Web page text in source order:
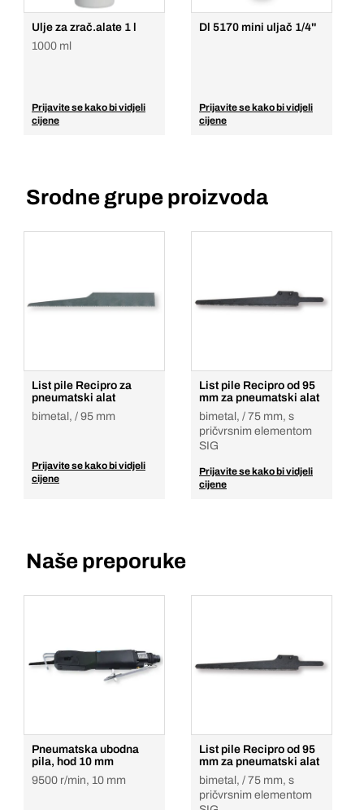
Ulje za zrač.alate 1 l
1000 ml
Prijavite se kako bi vidjeli
cijene
Dl 5170 mini uljač 1/4''
Prijavite se kako bi vidjeli
cijene
Srodne grupe proizvoda
List pile Recipro za
pneumatski alat
bimetal, / 95 mm
Prijavite se kako bi vidjeli
cijene
List pile Recipro od 95
mm za pneumatski alat
bimetal, / 75 mm, s
pričvrsnim elementom
SIG
Prijavite se kako bi vidjeli
cijene
Naše preporuke
Pneumatska ubodna
pila, hod 10 mm
9500 r/min, 10 mm
List pile Recipro od 95
mm za pneumatski alat
bimetal, / 75 mm, s
pričvrsnim elementom